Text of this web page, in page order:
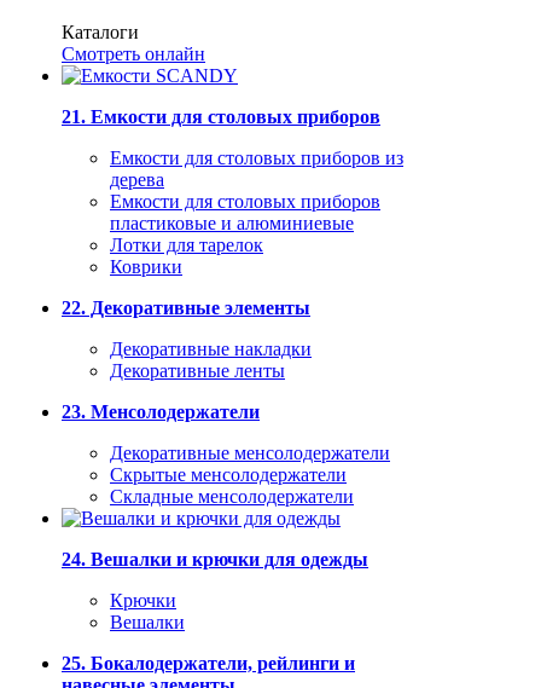
Каталоги
Смотреть онлайн
21. Емкости для столовых приборов
Емкости для столовых приборов из
дерева
Емкости для столовых приборов
пластиковые и алюминиевые
Лотки для тарелок
Коврики
22. Декоративные элементы
Декоративные накладки
Декоративные ленты
23. Менсолодержатели
Декоративные менсолодержатели
Скрытые менсолодержатели
Складные менсолодержатели
24. Вешалки и крючки для одежды
Крючки
Вешалки
25. Бокалодержатели, рейлинги и